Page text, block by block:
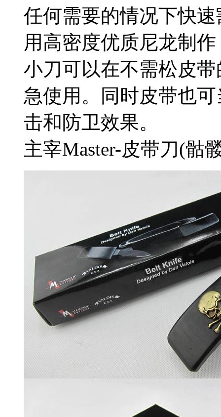
任何需要的情况下快
用高密度优质尼龙制
小刀可以在不需松皮
急使用。同时皮带也
击和防卫效果。
主宰Master-皮带刀(骷